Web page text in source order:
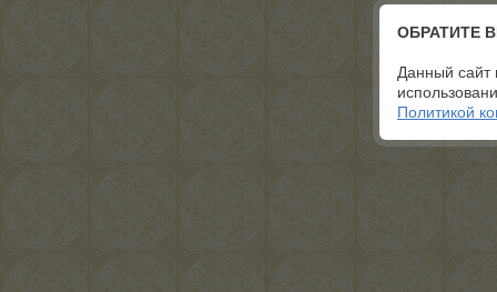
ОБРАТИТЕ
Данный сайт
Политикой